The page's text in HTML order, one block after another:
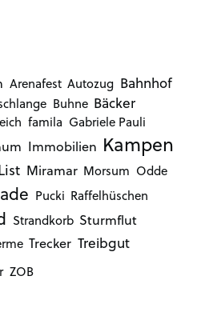
Arenafest Autozug Bahnhof
Buhne Bäcker
famila Gabriele Pauli
Immobilien Kampen
Miramar Morsum Odde
Pucki Raffelhüschen
Strandkorb Sturmflut
Trecker Treibgut
ZOB